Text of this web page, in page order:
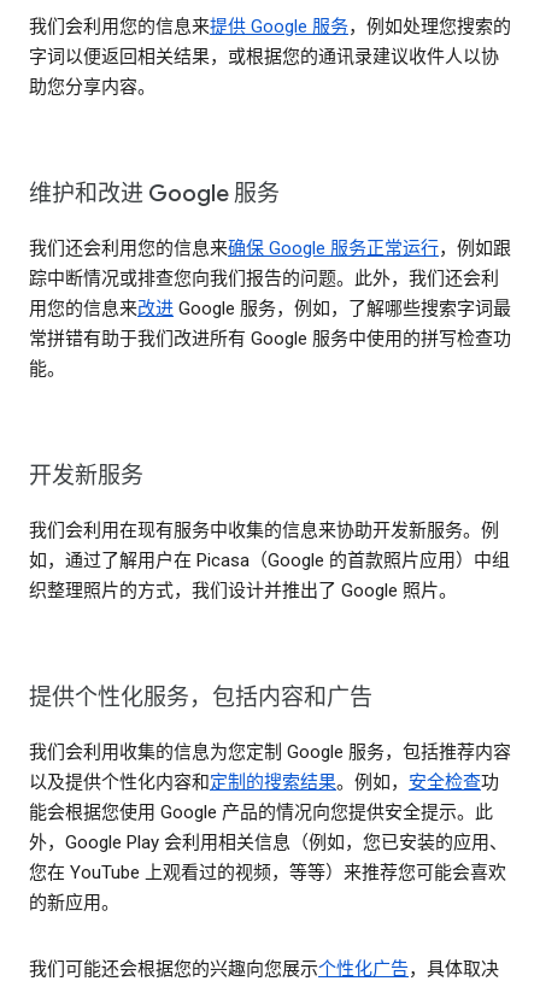
我们会利用您的信息来提供 Google 服务，例如处理您搜索的
字词以便返回相关结果，或根据您的通讯录建议收件人以协
助您分享内容。
维护和改进 Google 服务
我们还会利用您的信息来确保 Google 服务正常运行，例如跟
踪中断情况或排查您向我们报告的问题。此外，我们还会利
用您的信息来改进 Google 服务，例如，了解哪些搜索字词最
常拼错有助于我们改进所有 Google 服务中使用的拼写检查功
能。
开发新服务
我们会利用在现有服务中收集的信息来协助开发新服务。例
如，通过了解用户在 Picasa（Google 的首款照片应用）中组
织整理照片的方式，我们设计并推出了 Google 照片。
提供个性化服务，包括内容和广告
我们会利用收集的信息为您定制 Google 服务，包括推荐内容
以及提供个性化内容和定制的搜索结果。例如， 安全检查功
能会根据您使用 Google 产品的情况向您提供安全提示。此
外，Google Play 会利用相关信息（例如，您已安装的应用、
您在 YouTube 上观看过的视频，等等）来推荐您可能会喜欢
的新应用。
我们可能还会根据您的兴趣向您展示个性化广告，具体取决